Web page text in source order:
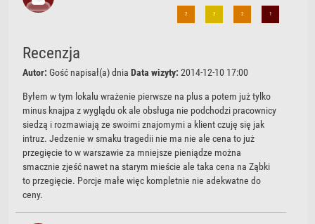
2 3 2 1
Recenzja
Autor: Gość napisał(a) dniaData wizyty:2014-12-10 17:00
Byłem w tym lokalu wrażenie pierwsze na plus a potem już tylko
minus knajpa z wyglądu ok ale obsługa nie podchodzi pracownicy
siedzą i rozmawiają ze swoimi znajomymi a klient czuję się jak
intruz. Jedzenie w smaku tragedii nie ma nie ale cena to już
przegięcie to w warszawie za mniejsze pieniądze można
smacznie zjeść nawet na starym mieście ale taka cena na Ząbki
to przegięcie. Porcje małe więc kompletnie nie adekwatne do
ceny.